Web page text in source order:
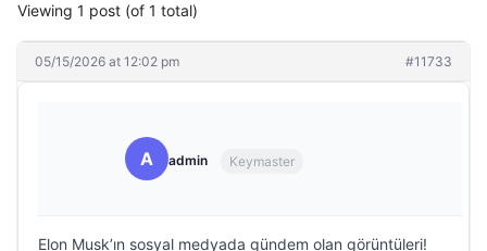
Viewing 1 post (of 1 total)
05/15/2026 at 12:02 pm #11733
A admin Keymaster
Elon Musk’ın sosyal medyada gündem olan görüntüleri!